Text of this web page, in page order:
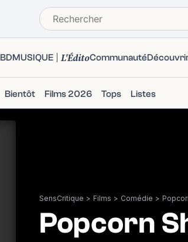
BDMUSIQUE L'ÉditoCommunauté
Bientôt Films 2026 Tops Listes
SensCritique > Films > Comédie >
Popcorn